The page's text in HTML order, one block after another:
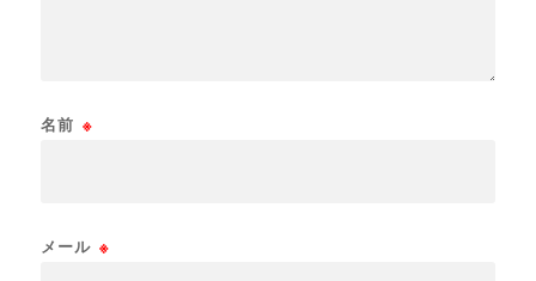
名前 ※
メール ※